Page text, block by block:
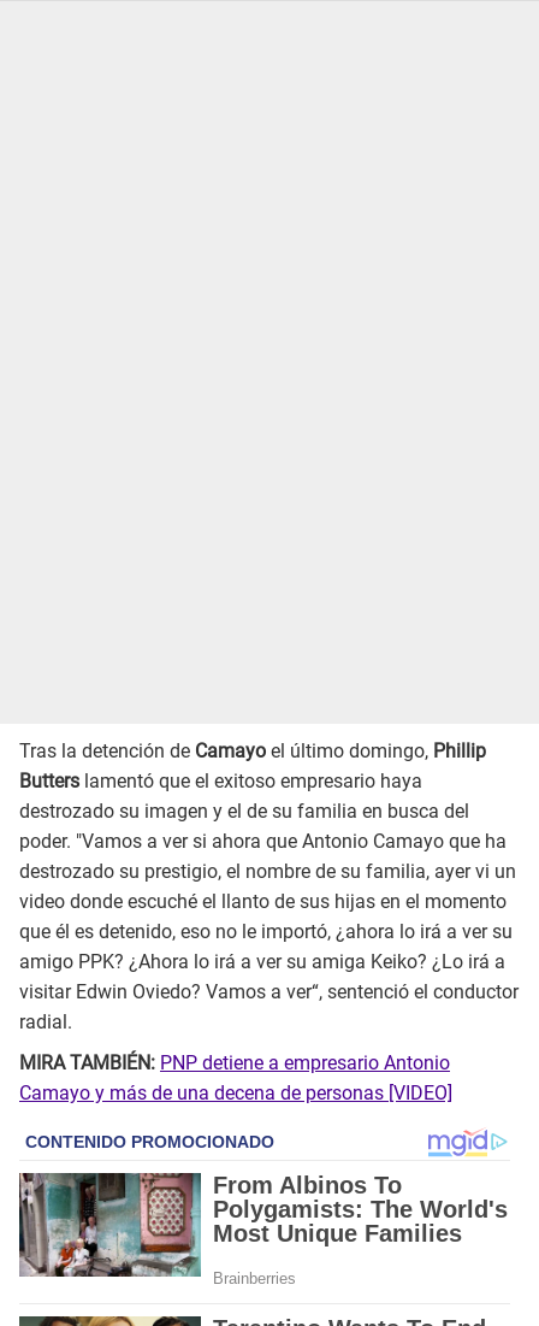
Tras la detención de Camayo el último domingo, Phillip
Butters lamentó que el exitoso empresario haya
destrozado su imagen y el de su familia en busca del
poder. "Vamos a ver si ahora que Antonio Camayo que ha
destrozado su prestigio, el nombre de su familia, ayer vi un
video donde escuché el llanto de sus hijas en el momento
que él es detenido, eso no le importó, ¿ahora lo irá a ver su
amigo PPK? ¿Ahora lo irá a ver su amiga Keiko? ¿Lo irá a
visitar Edwin Oviedo? Vamos a ver“, sentenció el conductor
radial.
MIRA TAMBIÉN: PNP detiene a empresario Antonio
Camayo y más de una decena de personas [VIDEO]